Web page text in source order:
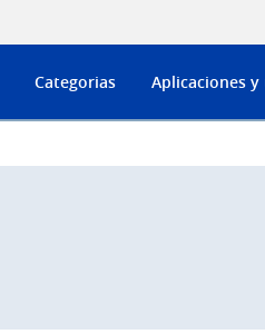
Categorias Aplicaciones